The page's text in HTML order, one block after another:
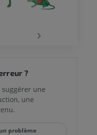
›
?
suggérer une
une
problème